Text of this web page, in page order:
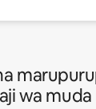
wa